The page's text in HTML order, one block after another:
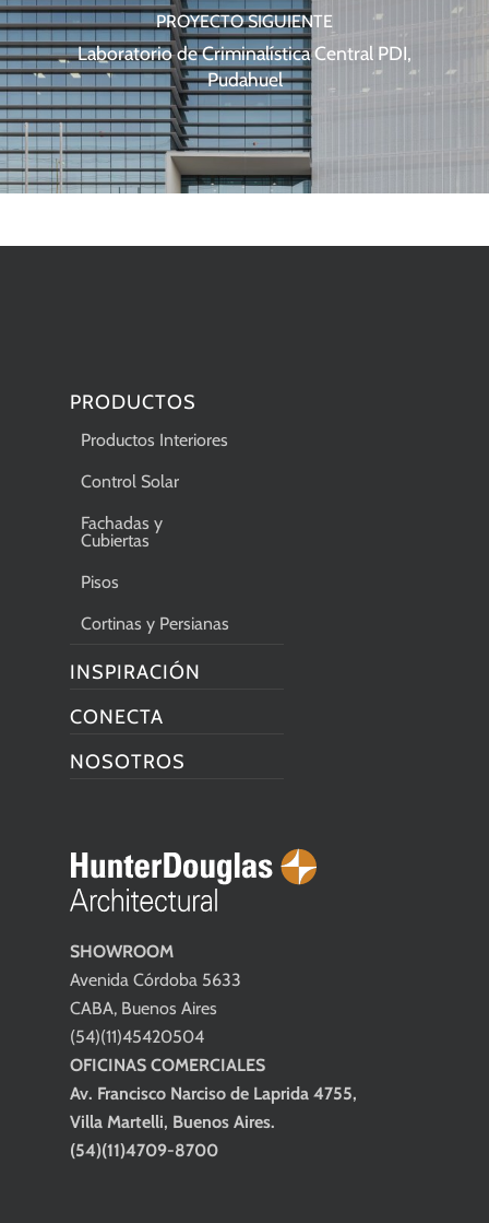
PROYECTO SIGUIENTE
Laboratorio de Criminalística Central PDI,
Pudahuel
SHOWROOM
Avenida Córdoba 5633
CABA, Buenos Aires
(54)(11)45420504
OFICINAS COMERCIALES
Av. Francisco Narciso de Laprida 4755,
Villa Martelli, Buenos Aires.
(54)(11)4709-8700
PRODUCTOS
Productos Interiores
Control Solar
Fachadas y
Cubiertas
Pisos
Cortinas y Persianas
INSPIRACIÓN
CONECTA
NOSOTROS